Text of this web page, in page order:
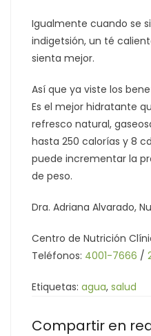
Igualmente cuando se
indigetsión, un té
sienta mejor.
Así que ya viste los
Es el mejor hidratante
refresco natural,
hasta 250 calorías y 8
puede incrementar la
de peso.
Dra. Adriana Alvarado,
Centro de Nutrición
Teléfonos: 4001-7666 /
Etiquetas: agua, salud
Compartir en